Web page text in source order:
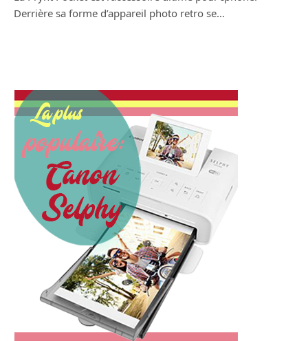
Derrière sa forme d’appareil photo retro se…